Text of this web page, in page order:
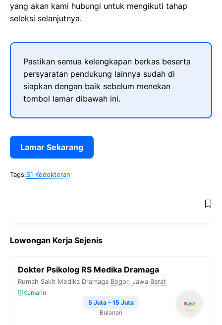
yang akan kami hubungi untuk mengikuti tahap
seleksi selanjutnya.
Pastikan semua kelengkapan berkas beserta
persyaratan pendukung lainnya sudah di
siapkan dengan baik sebelum menekan
tombol lamar dibawah ini.
Lamar Sekarang
Tags:S1 Kedokteran
Lowongan Kerja Sejenis
Dokter Psikolog RS Medika Dramaga
Rumah Sakit Medika Dramaga Bogor, Jawa Barat
Kemarin
5 Juta - 15 Juta
Bulanan